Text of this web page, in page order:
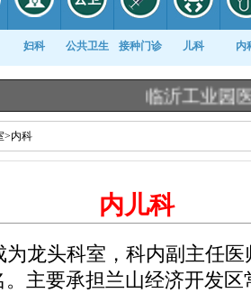
妇科 公共卫生 接种门诊 儿科 内
临沂工业园医院
>内科
内儿科
为龙头科室，科内副主任
主要承担兰山经济开发